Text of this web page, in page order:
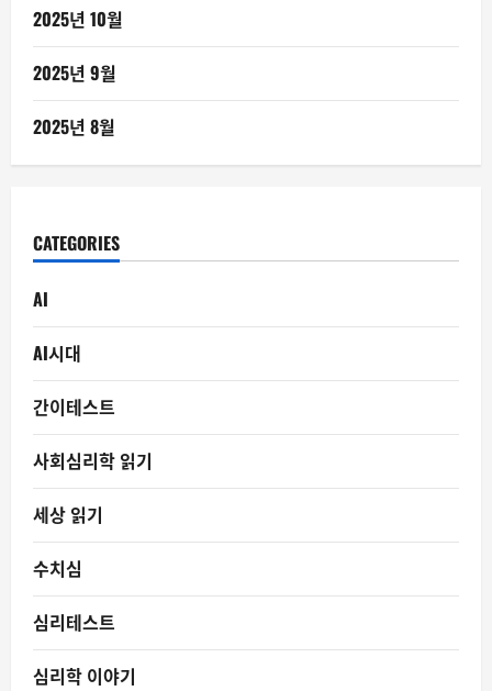
2025년 10월
2025년 9월
2025년 8월
CATEGORIES
AI
AI시대
간이테스트
사회심리학 읽기
세상 읽기
수치심
심리테스트
심리학 이야기